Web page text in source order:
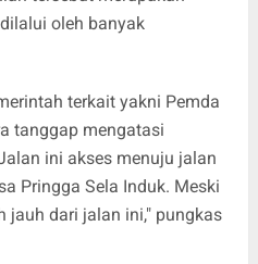
oleh banyak
terkait yakni Pemda
tanggap mengatasi
ini akses menuju jalan
Pringga Sela Induk. Meski
jauh dari jalan ini," pungkas